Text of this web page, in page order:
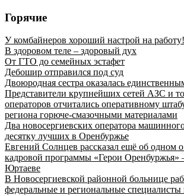
Горячие
У комбайнеров хороший настрой на работу!
В здоровом теле – здоровый дух
От ГТО до семейных эстафет
Дебошир отправился под суд
Двоюродная сестра оказалась
Представители крупнейших сетей АЗС и
операторов отчитались оперативному
региона горюче‑смазочными материалами
Два новосергиевских оператора
десятку лучших в Оренбуржье
Евгений Солнцев рассказал ещё об одном
кадровой программы «Герои Оренбуржья»
Юртаеве
В Новосергиевской районной больнице
федеральные и региональные специалисты